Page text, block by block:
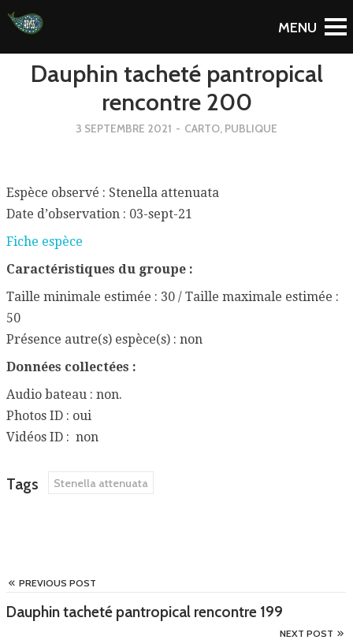
To Blog
Dauphin tacheté pantropical
rencontre 200
3 SEPTEMBRE 2021 - CARTO, PUBLIQUE
Espèce observé : Stenella attenuata
Date d’observation : 03-sept-21
Fiche espèce
Caractéristiques du groupe :
Taille minimale estimée : 30 / Taille maximale estimée :
50
Présence autre(s) espèce(s) : non
Données collectées :
Audio bateau : non.
Photos ID : oui
Vidéos ID : non
Tags Stenella attenuata
PREVIOUS POST
Dauphin tacheté pantropical rencontre 199
NEXT POST